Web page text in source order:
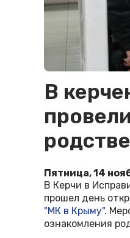
В
Пятница, 14
В Керчи в
прошел день
"МК в Крыму".
ознакомления